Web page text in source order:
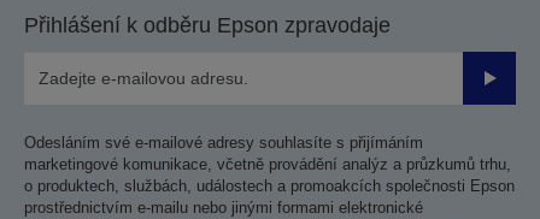
Přihlášení k odběru Epson zpravodaje
Odesláním své e-mailové adresy souhlasíte s přijímáním
marketingové komunikace, včetně provádění analýz a průzkumů trhu,
o produktech, službách, událostech a promoakcích společnosti Epson
prostřednictvím e-mailu nebo jinými formami elektronické